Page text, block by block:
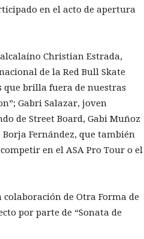
en el acto de apertura
Christian Estrada,
de la Red Bull Skate
que brilla fuera de nuestras
Gabri Salazar, joven
de Street Board, Gabi Muñoz
Fernández, que también
en el ASA Pro Tour o el
de Otra Forma de
por parte de “Sonata de